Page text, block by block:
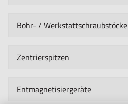
Bohr- / Werkstattschraubstöcke
Zentrierspitzen
Entmagnetisiergeräte